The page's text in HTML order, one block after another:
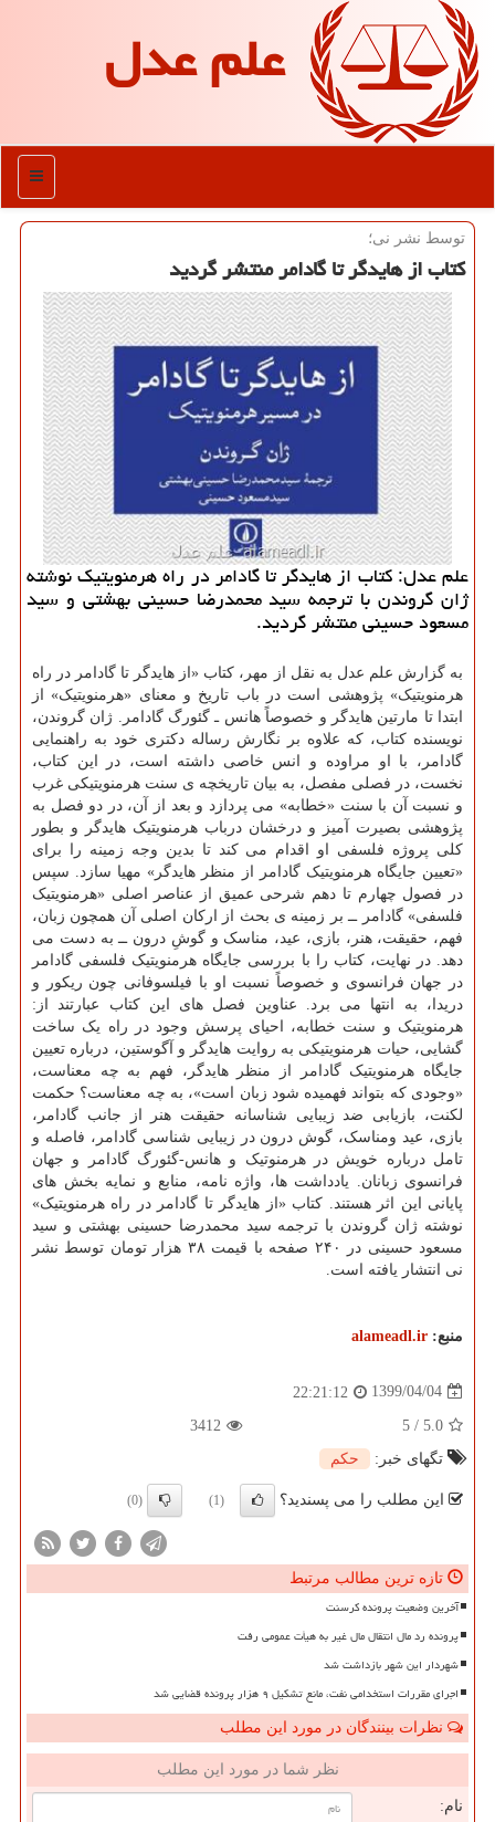
علم عدل
منو
توسط نشر نی؛
كتاب از هایدگر تا گادامر منتشر گردید
علم عدل: كتاب از هایدگر تا گادامر در راه هرمنویتیك نوشته
ژان گروندن با ترجمه سید محمدرضا حسینی بهشتی و سید
مسعود حسینی منتشر گردید.
به گزارش علم عدل به نقل از مهر، کتاب «از هایدگر تا گادامر در راه
هرمنویتیک» پژوهشی است در باب تاریخ و معنای «هرمنویتیک» از
ابتدا تا مارتین هایدگر و خصوصاً هانس ـ گئورگ گادامر. ژان گروندن،
نویسنده کتاب، که علاوه بر نگارش رساله دکتری خود به راهنمایی
گادامر، با او مراوده و انس خاصی داشته است، در این کتاب،
نخست، در فصلی مفصل، به بیان تاریخچه ی سنت هرمنویتیکی غرب
و نسبت آن با سنت «خطابه» می پردازد و بعد از آن، در دو فصل به
پژوهشی بصیرت آمیز و درخشان درباب هرمنویتیک هایدگر و بطور
کلی پروژه فلسفی او اقدام می کند تا بدین وجه زمینه را برای
«تعیین جایگاه هرمنویتیک گادامر از منظر هایدگر» مهیا سازد. سپس
در فصول چهارم تا دهم شرحی عمیق از عناصر اصلی «هرمنویتیک
فلسفی» گادامر ــ بر زمینه ی بحث از ارکان اصلی آن همچون زبان،
فهم، حقیقت، هنر، بازی، عید، مناسک و گوشِ درون ــ به دست می
دهد. در نهایت، کتاب را با بررسی جایگاه هرمنویتیک فلسفی گادامر
در جهان فرانسوی و خصوصاً نسبت او با فیلسوفانی چون ریکور و
دریدا، به انتها می برد. عناوین فصل های این کتاب عبارتند از:
هرمنویتیک و سنت خطابه، احیای پرسش وجود در راه یک ساخت
گشایی، حیات هرمنویتیکی به روایت هایدگر و آگوستین، درباره تعیین
جایگاه هرمنویتیک گادامر از منظر هایدگر، فهم به چه معناست،
«وجودی که بتواند فهمیده شود زبان است»، به چه معناست؟ حکمت
لکنت، بازیابی ضد زیبایی شناسانه حقیقت هنر از جانب گادامر،
بازی، عید ومناسک، گوش درون در زیبایی شناسی گادامر، فاصله و
تامل درباره خویش در هرمنوتیک و هانس-گئورگ گادامر و جهان
فرانسوی زبانان. یادداشت ها، واژه نامه، منابع و نمایه بخش های
پایانی این اثر هستند. کتاب «از هایدگر تا گادامر در راه هرمنویتیک»
نوشته ژان گروندن با ترجمه سید محمدرضا حسینی بهشتی و سید
مسعود حسینی در ۲۴۰ صفحه با قیمت ۳۸ هزار تومان توسط نشر
نی انتشار یافته است.
منبع: alameadl.ir
1399/04/04
22:21:12
5.0
/
5
3412
تگهای خبر:
حكم
این مطلب را می پسندید؟ (1)
(0)
تازه ترین مطالب مرتبط
آخرین وضعیت پرونده کرسنت
پرونده رد مال انتقال مال غیر به هیأت عمومی رفت
شهردار این شهر بازداشت شد
اجرای مقررات استخدامی نفت، مانع تشکیل ۹ هزار پرونده قضایی شد
نظرات بینندگان در مورد این مطلب
نظر شما در مورد این مطلب
نام: